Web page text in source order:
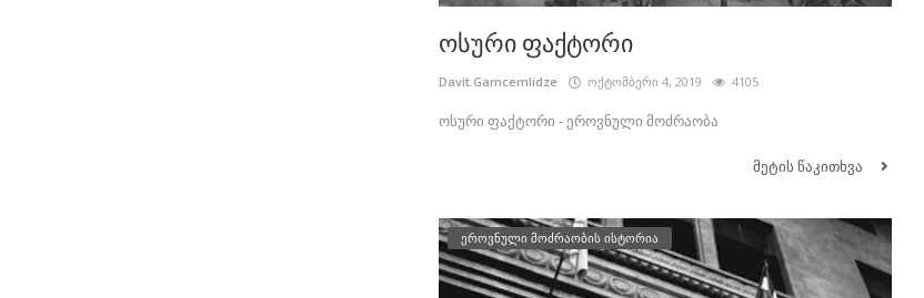
ოსური ფაქტორი
Davit.Gamcemlidze ოქტომბერი 4, 2019 4105
ოსური ფაქტორი - ეროვნული მოძრაობა
მეტის წაკითხვა
ეროვნული მოძრაობის ისტორია